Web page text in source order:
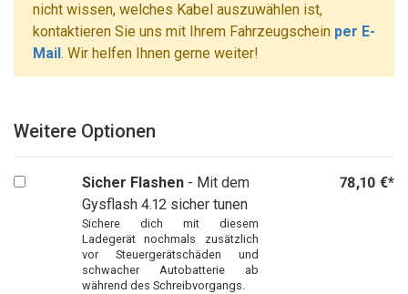
nicht wissen, welches Kabel auszuwählen ist,
kontaktieren Sie uns mit Ihrem Fahrzeugschein per E-
Mail. Wir helfen Ihnen gerne weiter!
Weitere Optionen
Sicher Flashen- Mit dem
Gysflash 4.12 sicher tunen
Sichere dich mit diesem
Ladegerät nochmals zusätzlich
vor Steuergerätschäden und
schwacher Autobatterie ab
während des Schreibvorgangs.
78,10 €*